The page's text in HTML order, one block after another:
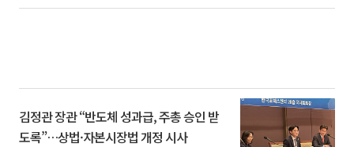
김정관 장관 “반도체 성과급, 주총 승인 받
도록”…상법·자본시장법 개정 시사